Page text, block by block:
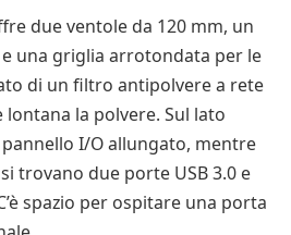
due ventole da 120 mm, un
una griglia arrotondata per le
di un filtro antipolvere a rete
la polvere. Sul lato
I/O allungato, mentre
trovano due porte USB 3.0 e
spazio per ospitare una porta